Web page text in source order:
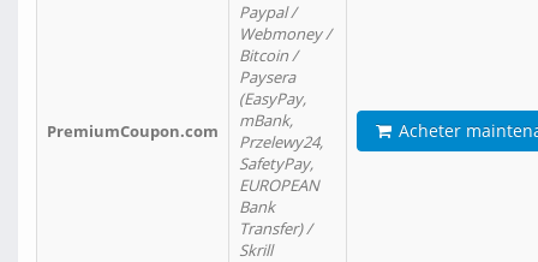
PremiumCoupon.com
Paypal /
Webmoney /
Bitcoin /
Paysera
(EasyPay,
mBank,
Przelewy24,
SafetyPay,
EUROPEAN
Bank
Transfer) /
Skrill
Acheter